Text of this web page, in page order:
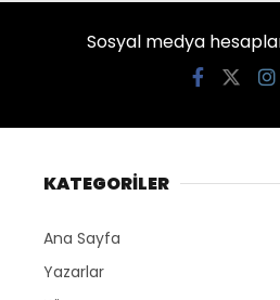
Sosyal medya
KATEGORİLER
Ana Sayfa
Yazarlar